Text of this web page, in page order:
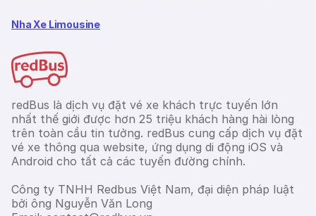
Nha Xe Limousine
redBus là dịch vụ đặt vé xe khách trực tuyến lớn
nhất thế giới được hơn 25 triệu khách hàng hài lòng
trên toàn cầu tin tưởng. redBus cung cấp dịch vụ đặt
vé xe thông qua website, ứng dụng di động iOS và
Android cho tất cả các tuyến đường chính.
Công ty TNHH Redbus Việt Nam, đại diện pháp luật
bởi ông Nguyễn Văn Long